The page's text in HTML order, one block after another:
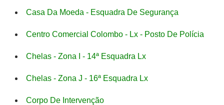
Casa Da Moeda - Esquadra De Segurança
Centro Comercial Colombo - Lx - Posto De Polícia
Chelas - Zona I - 14ª Esquadra Lx
Chelas - Zona J - 16ª Esquadra Lx
Corpo De Intervenção